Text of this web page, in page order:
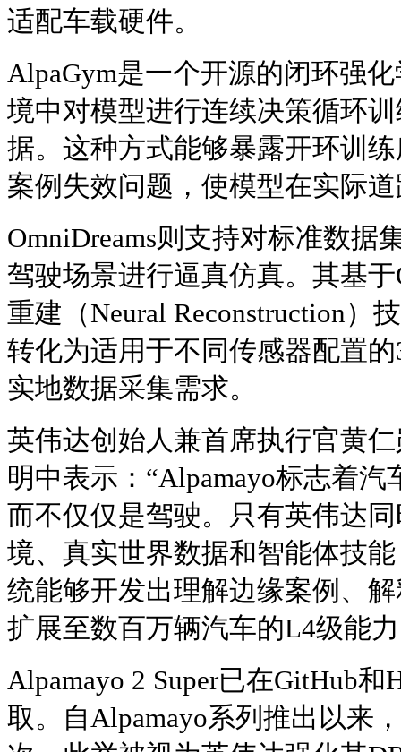
适配车载硬件。
AlpaGym是一个开源的闭环强
境中对模型进行连续决策循环
据。这种方式能够暴露开环训
案例失效问题，使模型在实际
OmniDreams则支持对标准数据
驾驶场景进行逼真仿真。其基于
重建（Neural Reconstruction）
转化为适用于不同传感器配置
实地数据采集需求。
英伟达创始人兼首席执行官黄仁
明中表示：“Alpamayo标志着
而不仅仅是驾驶。只有英伟达
境、真实世界数据和智能体技
统能够开发出理解边缘案例、
扩展至数百万辆汽车的L4级能
Alpamayo 2 Super已在GitHub和
取。自Alpamayo系列推出以来